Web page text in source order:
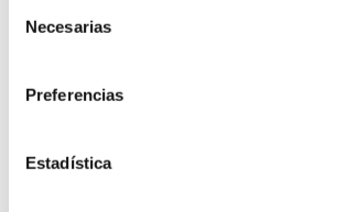
Necesarias
Preferencias
Estadística
Si estas opciones no le motivan,
conocer gente nueva
y ampliar su
que
dentro de cualquier ámbito, tanto